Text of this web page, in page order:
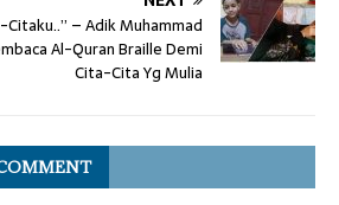
– Adik Muhammad
Al-Quran Braille Demi
Cita-Cita Yg Mulia